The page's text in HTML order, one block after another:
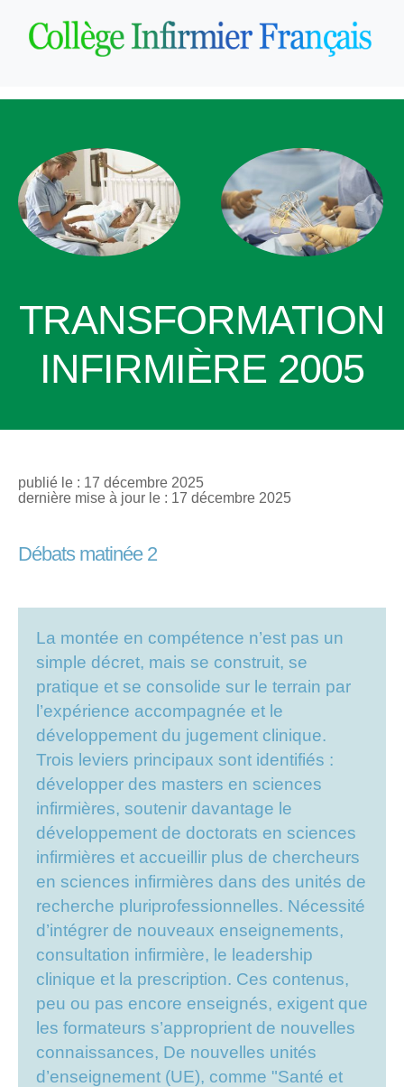
TRANSFORMATION
INFIRMIÈRE 2005
publié le : 17 décembre 2025
dernière mise à jour le : 17 décembre 2025
Débats matinée 2
La montée en compétence n’est pas un
simple décret, mais se construit, se
pratique et se consolide sur le terrain par
l’expérience accompagnée et le
développement du jugement clinique.
Trois leviers principaux sont identifiés :
développer des masters en sciences
infirmières, soutenir davantage le
développement de doctorats en sciences
infirmières et accueillir plus de chercheurs
en sciences infirmières dans des unités de
recherche pluriprofessionnelles. Nécessité
d’intégrer de nouveaux enseignements,
consultation infirmière, le leadership
clinique et la prescription. Ces contenus,
peu ou pas encore enseignés, exigent que
les formateurs s’approprient de nouvelles
connaissances, De nouvelles unités
d’enseignement (UE), comme "Santé et